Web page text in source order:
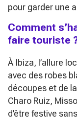
pour garder une
Comment
faire touriste
À Ibiza, l’allure
avec des robes
découpes et de
Charo Ruiz,
d’être festive